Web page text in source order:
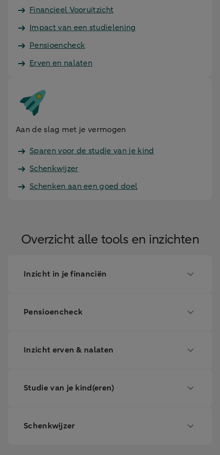
Financieel Vooruitzicht
Impact van een studielening
Pensioencheck
Erven en nalaten
Aan de slag met je vermogen
Sparen voor de studie van je kind
Schenkwijzer
Schenken aan een goed doel
Overzicht alle tools en inzichten
Inzicht in je financiën
Pensioencheck
Inzicht erven & nalaten
Studie van je kind(eren)
Schenkwijzer